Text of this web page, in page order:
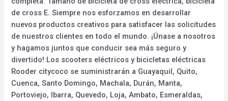
de cross E. Siempre nos esforzamos en desarrollar
nuevos productos creativos para satisfacer las solicitudes
de nuestros clientes en todo el mundo. ¡Únase a nosotros
y hagamos juntos que conducir sea más seguro y
divertido! Los scooters eléctricos y bicicletas eléctricas
Rooder citycoco se suministrarán a Guayaquil, Quito,
Cuenca, Santo Domingo, Machala, Durán, Manta,
Portoviejo, Ibarra, Quevedo, Loja, Ambato, Esmeraldas,